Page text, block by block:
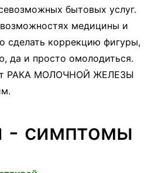
бытовых услуг.
медицины и
сделать коррекцию фигуры,
да и просто омолодиться.
РАКА МОЛОЧНОЙ ЖЕЛЕЗЫ
- симптомы